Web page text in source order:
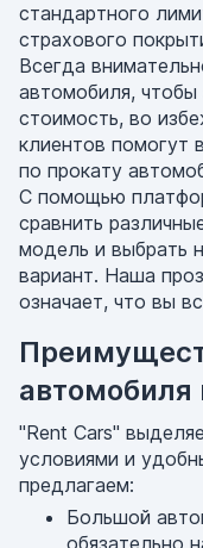
стандартного
страхового
Всегда
автомобиля,
стоимость, во
клиентов помогут
по прокату
С помощью
сравнить
модель и выбрать
вариант. Наша
означает, что вы
"Rent Cars"
условиями и
предлагаем:
Большой
обязательно